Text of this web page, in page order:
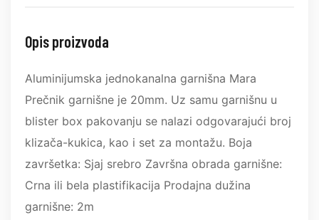
Opis proizvoda
Aluminijumska jednokanalna garnišna Mara
Prečnik garnišne je 20mm. Uz samu garnišnu u
blister box pakovanju se nalazi odgovarajući broj
klizača-kukica, kao i set za montažu. Boja
završetka: Sjaj srebro Završna obrada garnišne:
Crna ili bela plastifikacija Prodajna dužina
garnišne: 2m